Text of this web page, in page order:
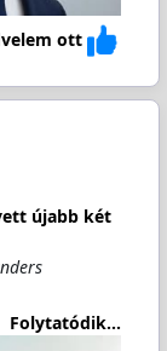
ott
újabb két
Folytatódik...